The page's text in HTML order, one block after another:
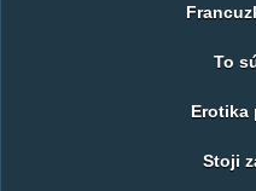
To
Erotika
Stoji